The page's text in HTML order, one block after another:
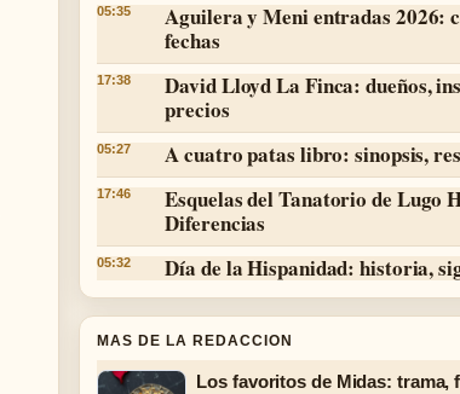
05:35
Aguilera y Meni entradas 2026:
fechas
17:38
David Lloyd La Finca: dueños,
precios
05:27 A cuatro patas libro: sinopsis,
17:46
Esquelas del Tanatorio de Lugo
Diferencias
05:32 Día de la Hispanidad: historia,
MAS DE LA REDACCION
Los favoritos de Midas: trama,